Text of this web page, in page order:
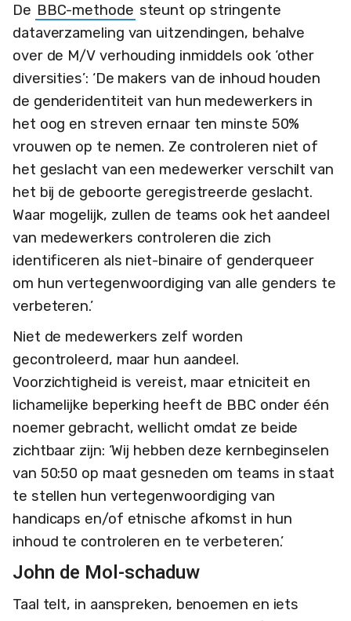
De BBC-methode steunt op stringente
dataverzameling van uitzendingen, behalve
over de M/V verhouding inmiddels ook ‘other
diversities’: ‘De makers van de inhoud houden
de genderidentiteit van hun medewerkers in
het oog en streven ernaar ten minste 50%
vrouwen op te nemen. Ze controleren niet of
het geslacht van een medewerker verschilt van
het bij de geboorte geregistreerde geslacht.
Waar mogelijk, zullen de teams ook het aandeel
van medewerkers controleren die zich
identificeren als niet-binaire of genderqueer
om hun vertegenwoordiging van alle genders te
verbeteren.’
Niet de medewerkers zelf worden
gecontroleerd, maar hun aandeel.
Voorzichtigheid is vereist, maar etniciteit en
lichamelijke beperking heeft de BBC onder één
noemer gebracht, wellicht omdat ze beide
zichtbaar zijn: ‘Wij hebben deze kernbeginselen
van 50:50 op maat gesneden om teams in staat
te stellen hun vertegenwoordiging van
handicaps en/of etnische afkomst in hun
inhoud te controleren en te verbeteren.’
John de Mol-schaduw
Taal telt, in aanspreken, benoemen en iets